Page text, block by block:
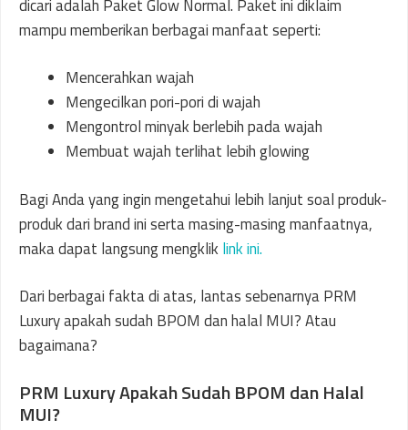
dicari adalah Paket Glow Normal. Paket ini diklaim
mampu memberikan berbagai manfaat seperti:
Mencerahkan wajah
Mengecilkan pori-pori di wajah
Mengontrol minyak berlebih pada wajah
Membuat wajah terlihat lebih glowing
Bagi Anda yang ingin mengetahui lebih lanjut soal produk-
produk dari brand ini serta masing-masing manfaatnya,
maka dapat langsung mengklik link ini.
Dari berbagai fakta di atas, lantas sebenarnya PRM
Luxury apakah sudah BPOM dan halal MUI? Atau
bagaimana?
PRM Luxury Apakah Sudah BPOM dan Halal
MUI?